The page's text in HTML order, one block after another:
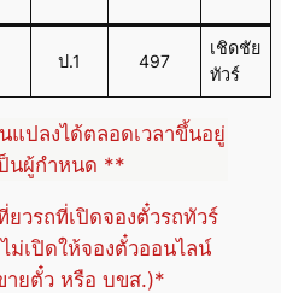
ป.1 497
เชิดชัย
ทัวร์
แปลงได้ตลอดเวลาขึ้นอยู่
นผู้กำหนด **
ยวรถที่เปิดจองตั๋วรถทัวร์
ม่เปิดให้จองตั๋วออนไลน์
ายตั๋ว หรือ บขส.)*